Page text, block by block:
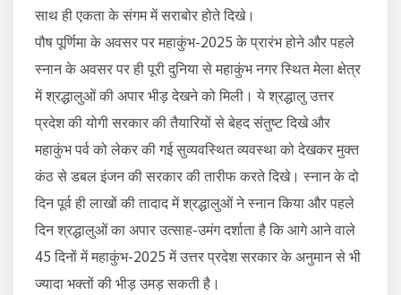
साथ ही एकता के संगम में सराबोर होते दिखे।
पौष पूर्णिमा के अवसर पर महाकुंभ-2025 के प्रारंभ होने और पहले
स्नान के अवसर पर ही पूरी दुनिया से महाकुंभ नगर स्थित मेला क्षेत्र
में श्रद्धालुओं की अपार भीड़ देखने को मिली। ये श्रद्धालु उत्तर
प्रदेश की योगी सरकार की तैयारियों से बेहद संतुष्ट दिखे और
महाकुंभ पर्व को लेकर की गई सुव्यवस्थित व्यवस्था को देखकर मुक्त
कंठ से डबल इंजन की सरकार की तारीफ करते दिखे। स्नान के दो
दिन पूर्व ही लाखों की तादाद में श्रद्धालुओं ने स्नान किया और पहले
दिन श्रद्धालुओं का अपार उत्साह-उमंग दर्शाता है कि आगे आने वाले
45 दिनों में महाकुंभ-2025 में उत्तर प्रदेश सरकार के अनुमान से भी
ज्यादा भक्तों की भीड़ उमड़ सकती है।